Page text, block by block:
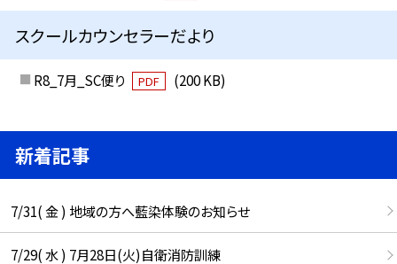
スクールカウンセラーだより
R8_7月_SC便り PDF (200 KB)
新着記事
7/31( 金 ) 地域の方へ藍染体験のお知らせ
7/29( 水 ) 7月28日(火)自衛消防訓練